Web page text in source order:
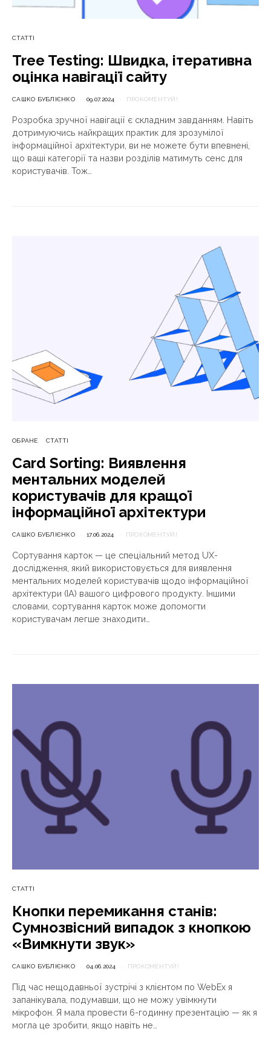
СТАТТІ
Tree Testing: Швидка, ітеративна
оцінка навігації сайту
САШКО БУБЛІЄНКО 09.07.2024 ПРОКОМЕНТУЙ!
Розробка зручної навігації є складним завданням. Навіть
дотримуючись найкращих практик для зрозумілої
інформаційної архітектури, ви не можете бути впевнені,
що ваші категорії та назви розділів матимуть сенс для
користувачів. Тож…
ОБРАНЕ СТАТТІ
Card Sorting: Виявлення
ментальних моделей
користувачів для кращої
інформаційної архітектури
САШКО БУБЛІЄНКО 17.06.2024 ПРОКОМЕНТУЙ!
Сортування карток — це спеціальний метод UX-
дослідження, який використовується для виявлення
ментальних моделей користувачів щодо інформаційної
архітектури (ІА) вашого цифрового продукту. Іншими
словами, сортування карток може допомогти
користувачам легше знаходити…
СТАТТІ
Кнопки перемикання станів:
Сумнозвісний випадок з кнопкою
«Вимкнути звук»
САШКО БУБЛІЄНКО 04.06.2024 ПРОКОМЕНТУЙ!
Під час нещодавньої зустрічі з клієнтом по WebEx я
запанікувала, подумавши, що не можу увімкнути
мікрофон. Я мала провести 6-годинну презентацію — як я
могла це зробити, якщо навіть не…